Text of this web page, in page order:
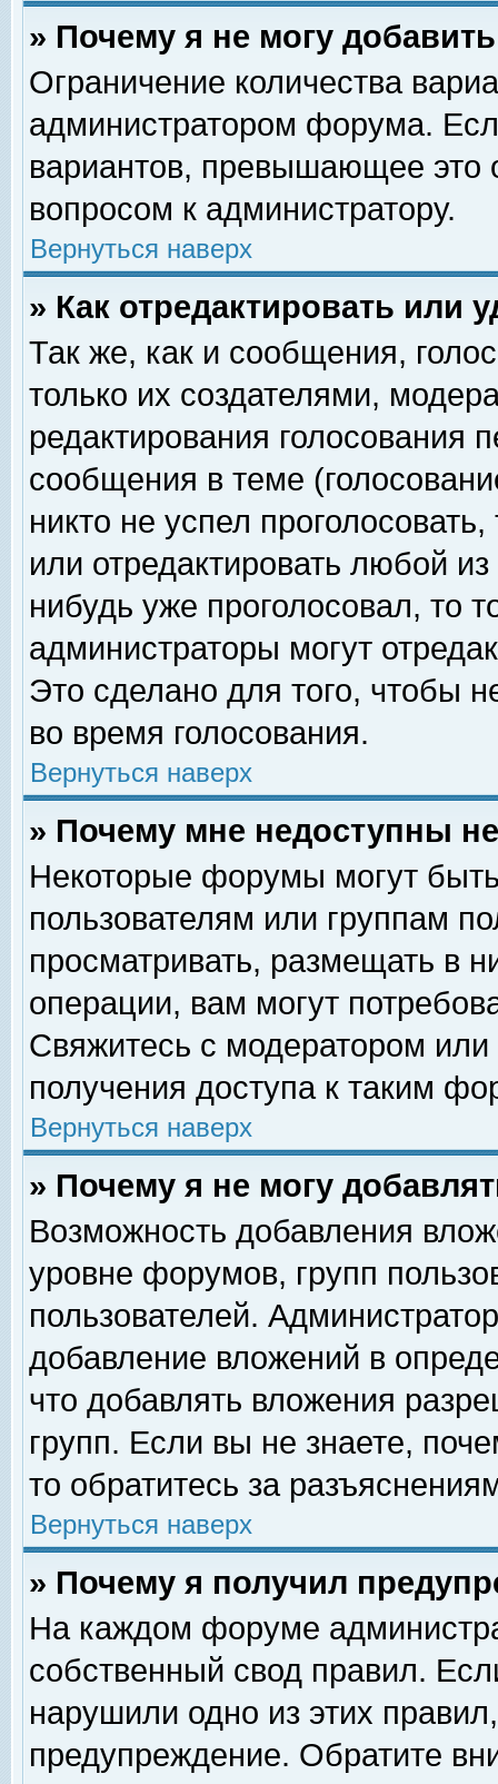
» Почему я не могу
Ограничение количества
администратором форума.
вариантов, превышающее это
вопросом к администратору.
Вернуться наверх
» Как отредактировать или
Так же, как и сообщения,
только их создателями,
редактирования голосования
сообщения в теме
никто не успел
или отредактировать любой
нибудь уже проголосовал, то
администраторы могут
Это сделано для того, чтобы
во время голосования.
Вернуться наверх
» Почему мне недоступны
Некоторые форумы могут
пользователям или группам
просматривать, размещать в
операции, вам могут
Свяжитесь с модератором
получения доступа к таким
Вернуться наверх
» Почему я не могу
Возможность добавления
уровне форумов, групп
пользователей.
добавление вложений в
что добавлять вложения
групп. Если вы не знаете,
то обратитесь за
Вернуться наверх
» Почему я получил
На каждом форуме
собственный свод правил.
нарушили одно из этих
предупреждение. Обратите